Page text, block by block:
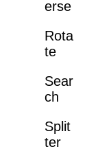
erse
Rota
te
Sear
ch
Split
ter